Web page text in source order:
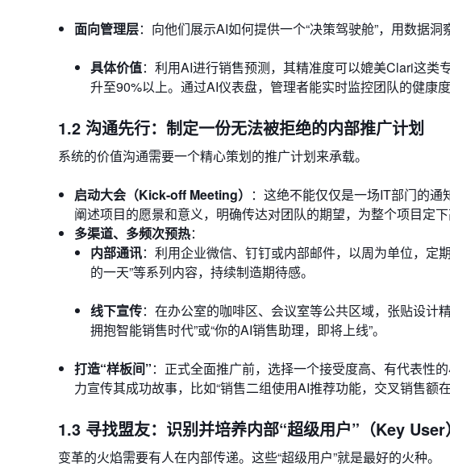
面向管理层：向他们展示AI如何提供一个“决策驾驶舱”，用数据洞
具体价值：利用AI进行销售预测，其精准度可以媲美Clari这
升至90%以上。通过AI仪表盘，管理者能实时监控团队的健康
1.2 沟通先行：制定一份无法被拒绝的内部推广计划
系统的价值沟通需要一个精心策划的推广计划来承载。
启动大会（Kick-off Meeting） ：这绝不能仅仅是一场IT部门的
阐述项目的愿景和意义，明确传达对团队的期望，为整个项目定下
多渠道、多频次预热：
内部通讯：利用企业微信、钉钉或内部邮件，以周为单位，定
的一天”等系列内容，持续制造期待感。
线下宣传：在办公室的咖啡区、会议室等公共区域，张贴设计
拥抱智能销售时代”或“你的AI销售助理，即将上线”。
打造“样板间”：正式全面推广前，选择一个接受度高、有代表性
力宣传其成功故事，比如“销售二组使用AI推荐功能，交叉销售额
1.3 寻找盟友：识别并培养内部“超级用户”（Key User）
变革的火焰需要有人在内部传递。这些“超级用户”就是最好的火种。